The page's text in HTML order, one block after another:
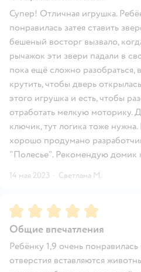
Супер! Отличная игрушка.
понравилась затея ставить
бешеный восторг вызвало,
рычажок эти звери падали в
пока ещё сложно
крутить, чтобы дверь
этого игрушка и есть, чтобы
отработать мелкую моторику.
ключик, тут логика тоже
хорошо продумано
"Полесье". Рекомендую домик
14 мая 2023 · Светлана М.
Рейтинг:5
Общие впечатления
Ребёнку 1,9 очень
отверстия вставляются